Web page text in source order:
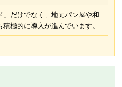
」だけでなく、地元パン屋や和
極的に導入が進んでいます。